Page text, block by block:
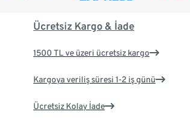
Ücretsiz Kargo & İade
1500 TL ve üzeri ücretsiz kargo
Kargoya veriliş süresi 1-2 iş günü
Ücretsiz Kolay İade